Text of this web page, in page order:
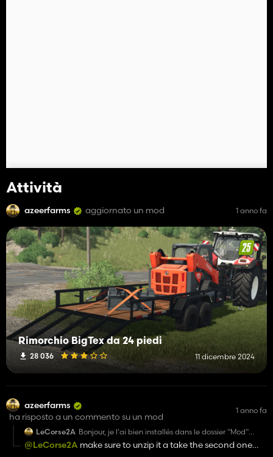
Attività
azeerfarms aggiornato un mod 1 anno fa
Rimorchio BigTex da 24 piedi
28 036 11 dicembre 2024
azeerfarms
ha risposto a un commento su un mod
1 anno fa
LeCorse2A Bonjour, je l'ai bien installés dans le dossier "Mod"
mais je ne la voit pas dans mon gestionnaire de mod
en jeux.
@LeCorse2A make sure to unzip it a take the second one